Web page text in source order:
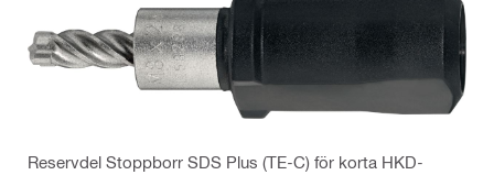
Reservdel Stoppborr SDS Plus (TE-C) för korta HKD-